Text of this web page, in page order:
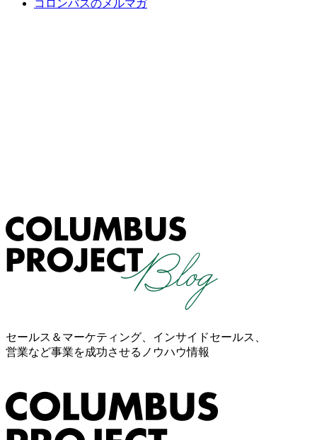
コロンバスのメルマガ
セールス＆マーケティング、インサイドセールス、
営業など事業を成功させるノウハウ情報